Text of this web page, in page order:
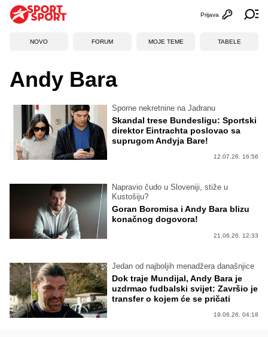
Otvori
Prijava
NOVO FORUM MOJE TEME TABELE
Andy Bara
Sporne nekretnine na Jadranu
Skandal trese Bundesligu: Sportski
direktor Eintrachta poslovao sa
suprugom Andyja Bare!
12.07.26. 16:56
Napravio čudo u Sloveniji, stiže u
Kustošiju?
Goran Boromisa i Andy Bara blizu
konačnog dogovora!
21.06.26. 12:33
Jedan od najboljih menadžera današnjice
Dok traje Mundijal, Andy Bara je
uzdrmao fudbalski svijet: Završio je
transfer o kojem će se pričati
19.06.26. 04:18